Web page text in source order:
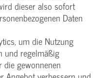
dieser also sofort
Daten
um die Nutzung
und regelmäßig
die gewonnenen